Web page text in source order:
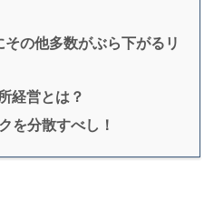
の他多数がぶら下がるリ
経営とは？
を分散すべし！